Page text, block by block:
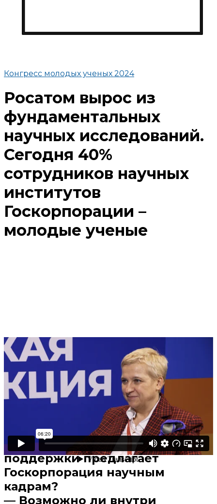
Конгресс молодых ученых 2024
Росатом вырос из
фундаментальных
научных исследований.
Сегодня 40%
сотрудников научных
институтов
Госкорпорации –
молодые ученые
Поделиться
В избранное
Смотреть позже
— Какими разработками
молодых ученых гордятся в
Росатоме?
— Какие существенные меры
поддержки предлагает
Госкорпорация научным
кадрам?
— Возможно ли внутри